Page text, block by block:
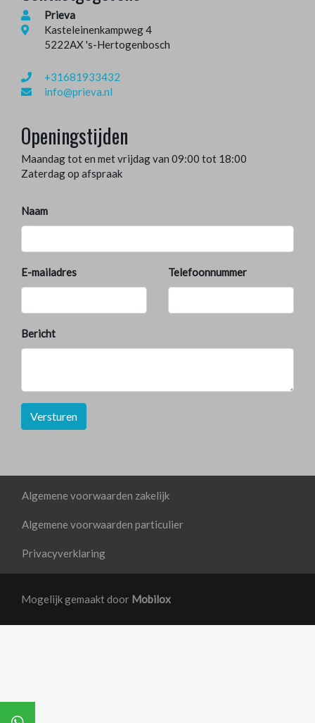
Prieva
Kasteleinenkampweg 4
5222AX 's-Hertogenbosch
+31681933432
info@prieva.nl
Openingstijden
Maandag tot en met vrijdag van 09:00 tot 18:00
Zaterdag op afspraak
Naam
E-mailadres Telefoonnummer
Bericht
Versturen
Algemene voorwaarden zakelijk
Algemene voorwaarden particulier
Privacyverklaring
Mogelijk gemaakt door Mobilox